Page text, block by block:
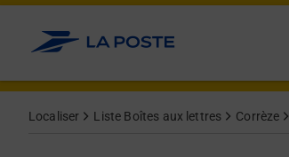
Allez au contenu
Localiser Liste Boîtes aux lettres Corrèze